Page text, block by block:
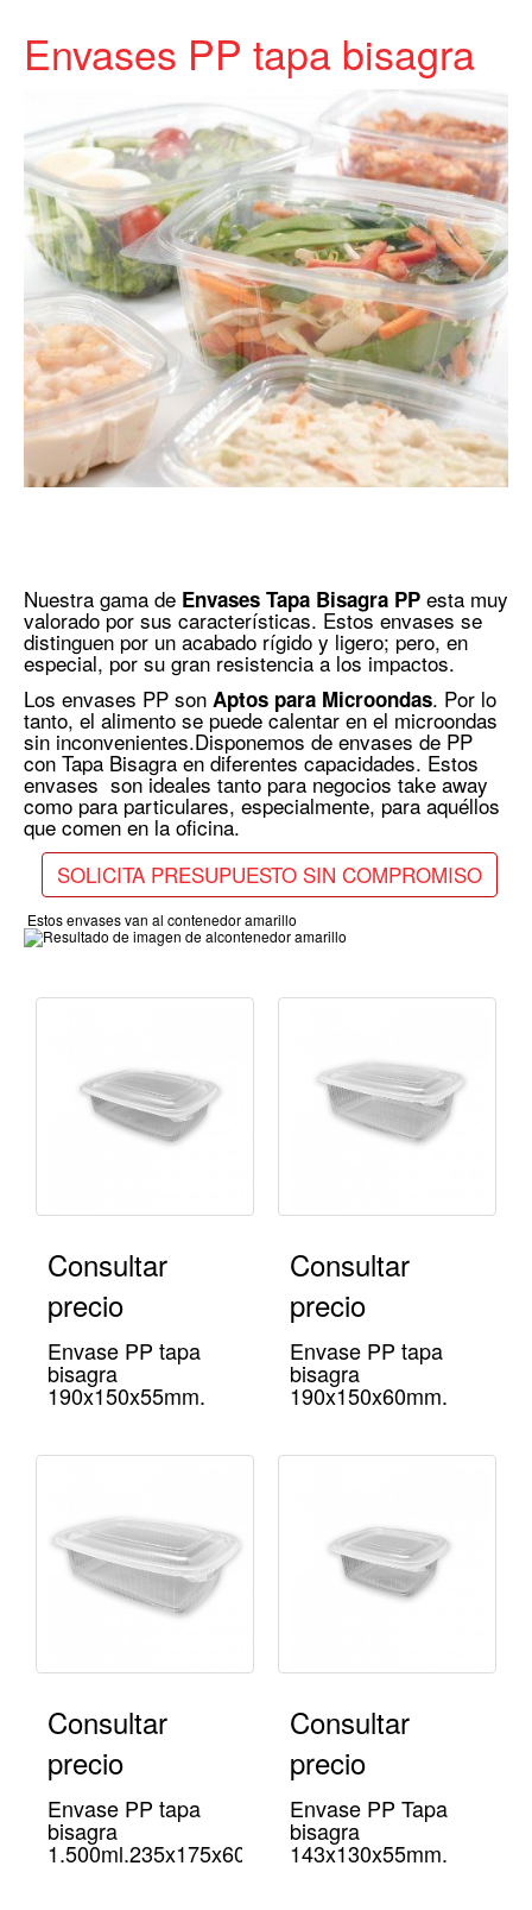
Envases PP tapa bisagra
Nuestra gama de Envases Tapa Bisagra PP esta muy
valorado por sus características. Estos envases se
distinguen por un acabado rígido y ligero; pero, en
especial, por su gran resistencia a los impactos.
Los envases PP son Aptos para Microondas. Por lo
tanto, el alimento se puede calentar en el microondas
sin inconvenientes.Disponemos de envases de PP
con Tapa Bisagra en diferentes capacidades. Estos
envases son ideales tanto para negocios take away
como para particulares, especialmente, para aquéllos
que comen en la oficina.
SOLICITA PRESUPUESTO SIN COMPROMISO
Estos envases van al contenedor amarillo
Consultar
precio
Envase PP tapa
bisagra
190x150x55mm.
Consultar
precio
Envase PP tapa
bisagra
190x150x60mm.
Consultar
precio
Envase PP tapa
bisagra
1.500ml.235x175x60mm.
Consultar
precio
Envase PP Tapa
bisagra
143x130x55mm.